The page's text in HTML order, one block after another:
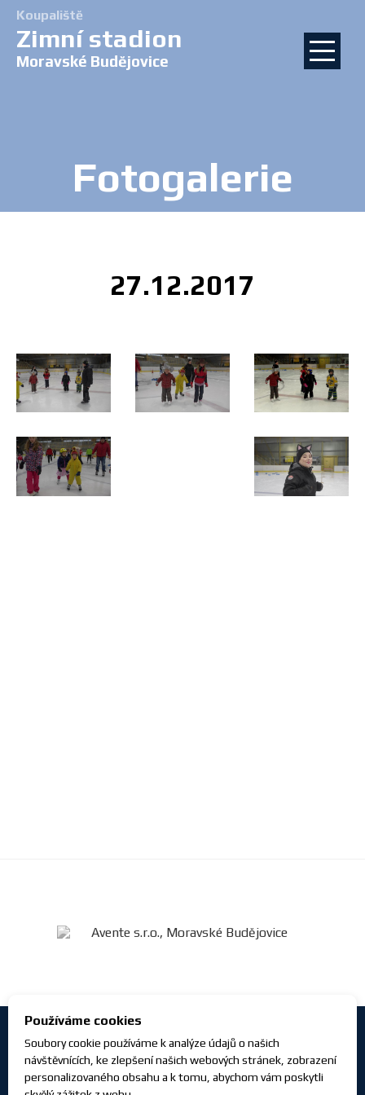
Koupaliště
Zimní stadion
Moravské Budějovice
Fotogalerie
27.12.2017
Používáme cookies
Soubory cookie používáme k analýze údajů o našich
návštěvnících, ke zlepšení našich webových stránek, zobrazení
personalizovaného obsahu a k tomu, abychom vám poskytli